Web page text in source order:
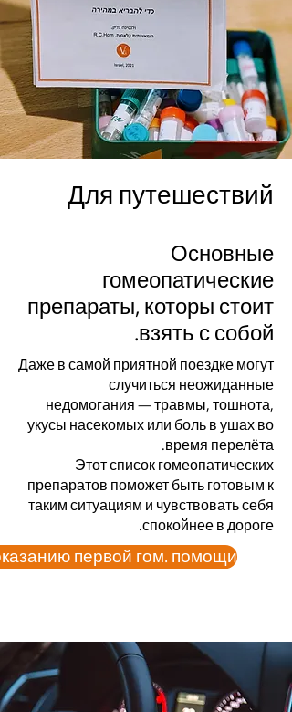
Для путешествий
Основные
гомеопатические
препараты, которы стоит
взять с собой.
Даже в самой приятной поездке могут
случиться неожиданные
недомогания — травмы, тошнота,
укусы насекомых или боль в ушах во
время перелёта.
Этот список гомеопатических
препаратов поможет быть готовым к
таким ситуациям и чувствовать себя
спокойнее в дороге.
первой гом. помощи